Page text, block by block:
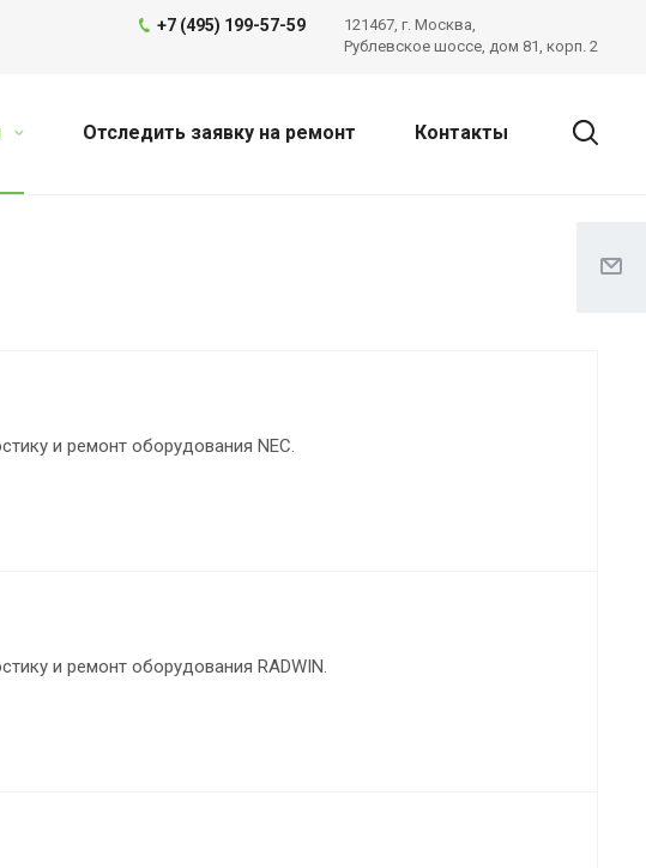
121467, г. Москва,
Рублевское шоссе, дом 81, корп. 2
+7 (495) 199-57-59
Отследить заявку на ремонт Контакты
и ремонт оборудования NEC.
и ремонт оборудования RADWIN.